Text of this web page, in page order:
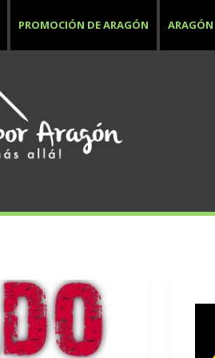
PROMOCIÓN DE ARAGÓN ARAGÓN